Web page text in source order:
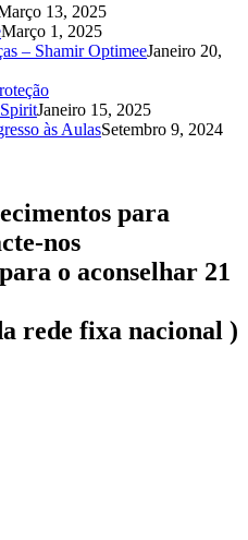
13, 2025
Março 1, 2025
– Shamir OptimeeJaneiro 20,
Janeiro 15, 2025
às AulasSetembro 9, 2024
para
nos
o aconselhar 21
rede fixa nacional )